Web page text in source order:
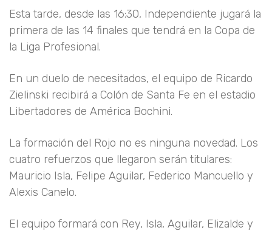
Esta tarde, desde las 16:30, Independiente jugará la
primera de las 14 finales que tendrá en la Copa de
la Liga Profesional.
En un duelo de necesitados, el equipo de Ricardo
Zielinski recibirá a Colón de Santa Fe en el estadio
Libertadores de América Bochini.
La formación del Rojo no es ninguna novedad. Los
cuatro refuerzos que llegaron serán titulares:
Mauricio Isla, Felipe Aguilar, Federico Mancuello y
Alexis Canelo.
El equipo formará con Rey, Isla, Aguilar, Elizalde y